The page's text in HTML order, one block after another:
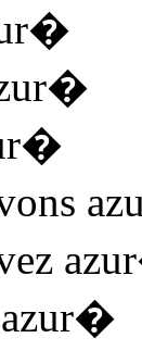
�
�
�
azur
�